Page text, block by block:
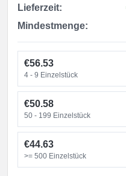
Lieferzeit:
Mindestmenge:
€56.53
4 - 9 Einzelstück
€50.58
50 - 199 Einzelstück
€44.63
>= 500 Einzelstück